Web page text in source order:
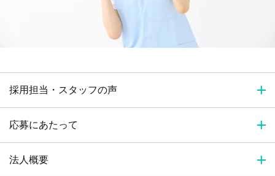
採用担当・スタッフの声
応募にあたって
法人概要